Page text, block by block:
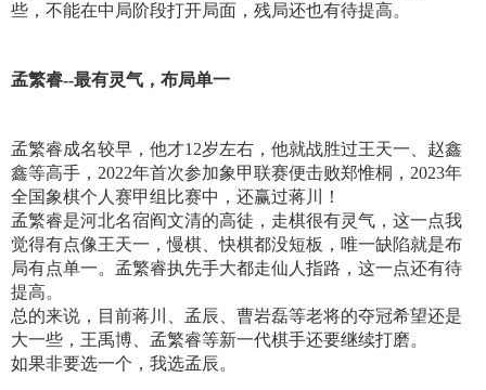
些，不能在中局阶段打开局面，残局还也有待提高。
孟繁睿--最有灵气，布局单一
孟繁睿成名较早，他才12岁左右，他就战胜过王天一、赵鑫
鑫等高手，2022年首次参加象甲联赛便击败郑惟桐，2023年
全国象棋个人赛甲组比赛中，还赢过蒋川！
孟繁睿是河北名宿阎文清的高徒，走棋很有灵气，这一点我
觉得有点像王天一，慢棋、快棋都没短板，唯一缺陷就是布
局有点单一。孟繁睿执先手大都走仙人指路，这一点还有待
提高。
总的来说，目前蒋川、孟辰、曹岩磊等老将的夺冠希望还是
大一些，王禹博、孟繁睿等新一代棋手还要继续打磨。
如果非要选一个，我选孟辰。